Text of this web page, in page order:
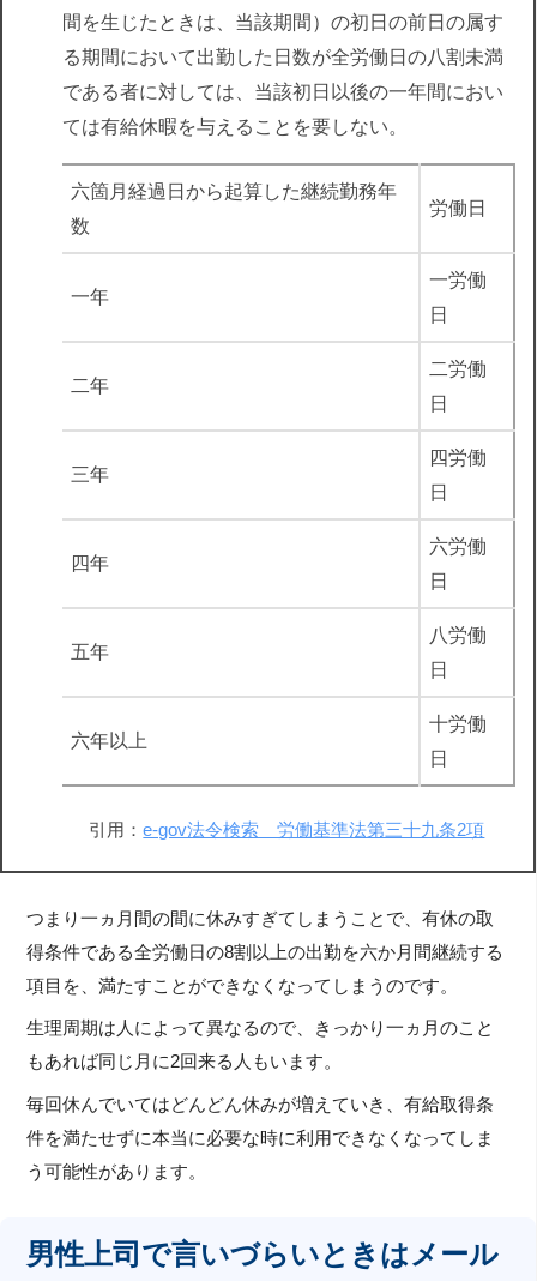
間を生じたときは、当該期間）の初日の前日の属す
る期間において出勤した日数が全労働日の八割未満
である者に対しては、当該初日以後の一年間におい
ては有給休暇を与えることを要しない。
六箇月経過日から起算した継続勤務年
数
労働日
一年
一労働
日
二年
二労働
日
三年
四労働
日
四年
六労働
日
五年
八労働
日
六年以上
十労働
日
引用：e-gov法令検索 労働基準法第三十九条2項
つまり一ヵ月間の間に休みすぎてしまうことで、有休の取
得条件である全労働日の8割以上の出勤を六か月間継続する
項目を、満たすことができなくなってしまうのです。
生理周期は人によって異なるので、きっかり一ヵ月のこと
もあれば同じ月に2回来る人もいます。
毎回休んでいてはどんどん休みが増えていき、有給取得条
件を満たせずに本当に必要な時に利用できなくなってしま
う可能性があります。
男性上司で言いづらいときはメール